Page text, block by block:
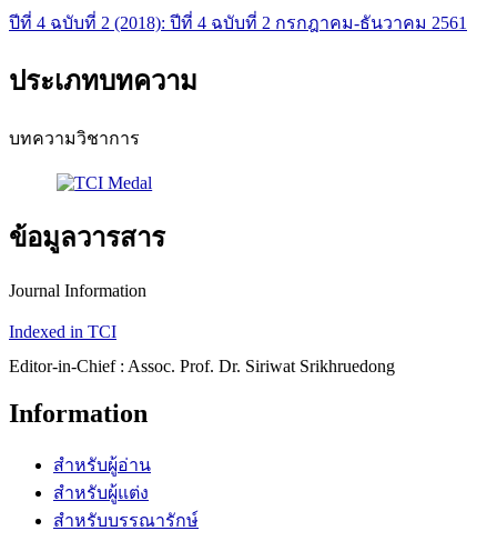
ปีที่ 4 ฉบับที่ 2 (2018): ปีที่ 4 ฉบับที่ 2 กรกฎาคม-ธันวาคม 2561
ประเภทบทความ
บทความวิชาการ
ข้อมูลวารสาร
Journal Information
Indexed in TCI
Editor-in-Chief : Assoc. Prof. Dr. Siriwat Srikhruedong
Information
สำหรับผู้อ่าน
สำหรับผู้แต่ง
สำหรับบรรณารักษ์